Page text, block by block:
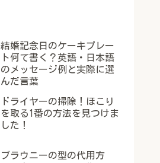
結婚記念日のケーキプレー
ト何て書く？英語・日本語
のメッセージ例と実際に選
んだ言葉
ドライヤーの掃除！ほこり
を取る1番の方法を見つけま
した！
ブラウニーの型の代用方